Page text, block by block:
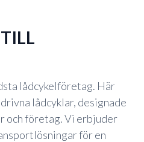
lådcykelföretag. Här
lådcyklar, designade
och företag. Vi erbjuder
för en